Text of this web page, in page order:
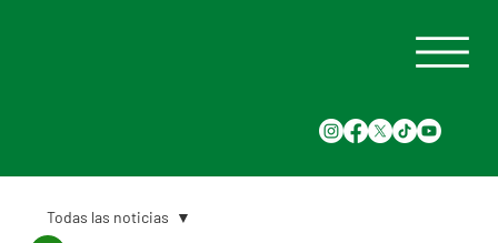
Todas las noticias